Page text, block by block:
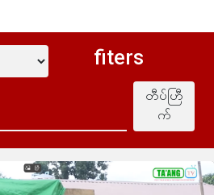
fiters
တီပ်ဟြီ
က်